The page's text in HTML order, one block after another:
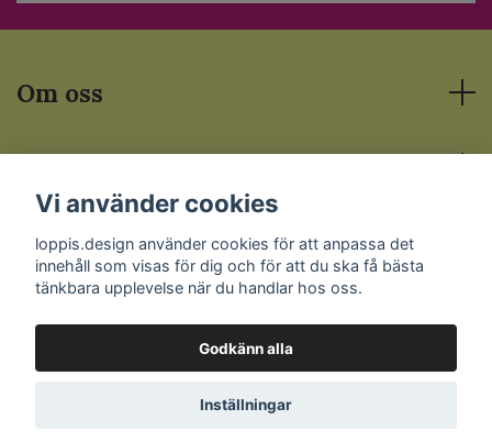
Om oss
Sociala medier
© 2026 Loppis.Design
Vi använder cookies
loppis.design använder cookies för att anpassa det
innehåll som visas för dig och för att du ska få bästa
tänkbara upplevelse när du handlar hos oss.
Godkänn alla
Inställningar